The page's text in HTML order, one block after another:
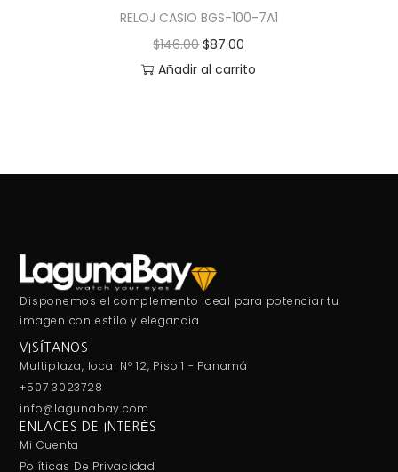
RELOJ CASIO BGS-100-7A1
$146.00 $87.00
Añadir al carrito
Disponemos el complemento ideal para potenciar tu
imagen con estilo y elegancia
VISÍTANOS
Multiplaza, local Nº 12, Piso 1 - Panamá
+507 3023728
info@lagunabay.com
ENLACES DE INTERÉS
Mi Cuenta
Políticas De Privacidad